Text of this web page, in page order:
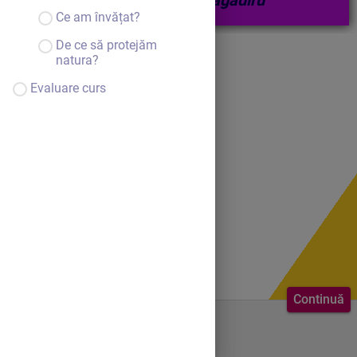
Ce am învățat?
De ce să protejăm
natura?
Evaluare curs
Continuă